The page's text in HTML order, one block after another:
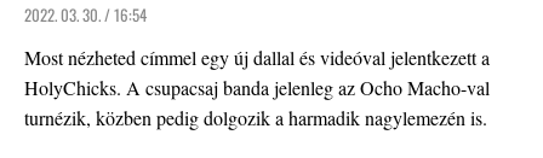
2022. 03. 30. / 16:54
Most nézheted címmel egy új dallal és videóval jelentkezett a
HolyChicks. A csupacsaj banda jelenleg az Ocho Macho-val
turnézik, közben pedig dolgozik a harmadik nagylemezén is.